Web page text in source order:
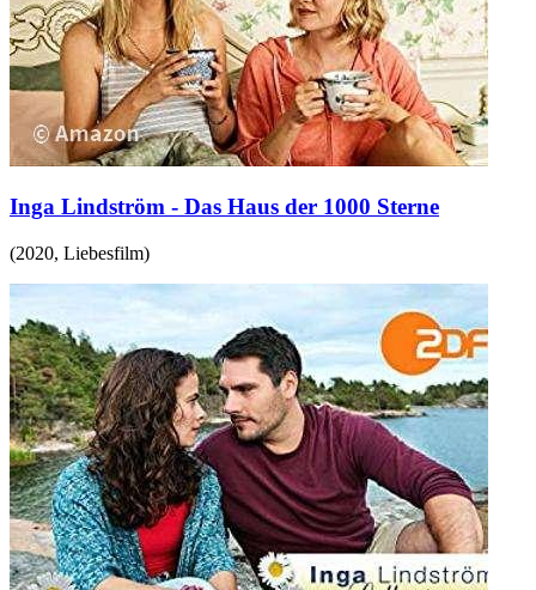
Inga Lindström - Das Haus der 1000 Sterne
(2020, Liebesfilm)